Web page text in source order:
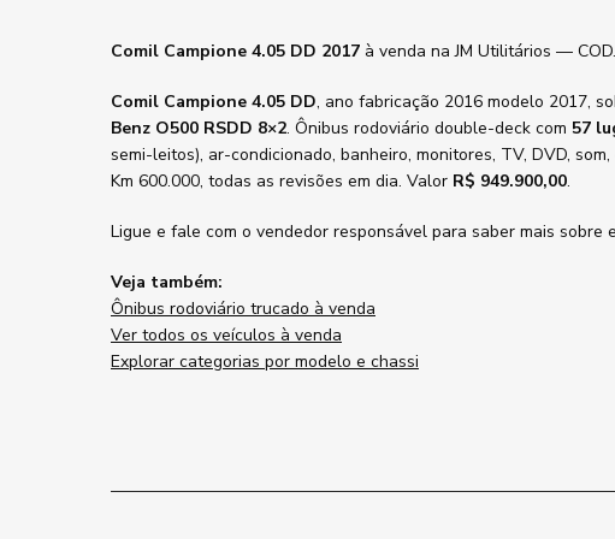
Comil Campione 4.05 DD 2017 à venda na JM Utilitários —
Comil Campione 4.05 DD, ano fabricação 2016 modelo 2017,
Benz O500 RSDD 8×2. Ônibus rodoviário double-deck com 57
semi-leitos), ar-condicionado, banheiro, monitores, TV, DVD,
Km 600.000, todas as revisões em dia. Valor R$ 949.900,00.
Ligue e fale com o vendedor responsável para saber mais sobre
Veja também:
Ônibus rodoviário trucado à venda
Ver todos os veículos à venda
Explorar categorias por modelo e chassi